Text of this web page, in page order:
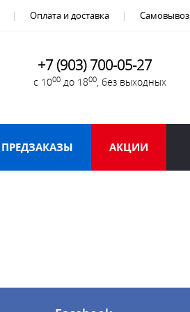
Оплата и доставка Самовывоз
+7 (903) 700-05-27
с 1000 до 1800, без выходных
ПРЕДЗАКАЗЫ АКЦИИ